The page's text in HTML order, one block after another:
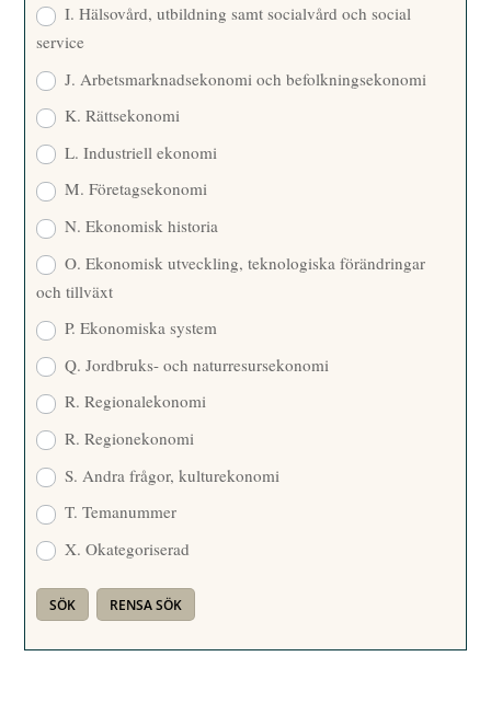
I. Hälsovård, utbildning samt socialvård och social
service
J. Arbetsmarknadsekonomi och befolkningsekonomi
K. Rättsekonomi
L. Industriell ekonomi
M. Företagsekonomi
N. Ekonomisk historia
O. Ekonomisk utveckling, teknologiska förändringar
och tillväxt
P. Ekonomiska system
Q. Jordbruks- och naturresursekonomi
R. Regionalekonomi
R. Regionekonomi
S. Andra frågor, kulturekonomi
T. Temanummer
X. Okategoriserad